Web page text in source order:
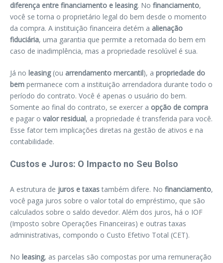
diferença entre financiamento e leasing. No financiamento,
você se torna o proprietário legal do bem desde o momento
da compra. A instituição financeira detém a alienação
fiduciária, uma garantia que permite a retomada do bem em
caso de inadimplência, mas a propriedade resolúvel é sua.
Já no leasing(ou arrendamento mercantil), a propriedade do
bem permanece com a instituição arrendadora durante todo o
período do contrato. Você é apenas o usuário do bem.
Somente ao final do contrato, se exercer a opção de compra
e pagar o valor residual, a propriedade é transferida para você.
Esse fator tem implicações diretas na gestão de ativos e na
contabilidade.
Custos e Juros: O Impacto no Seu Bolso
A estrutura de juros e taxastambém difere. No financiamento,
você paga juros sobre o valor total do empréstimo, que são
calculados sobre o saldo devedor. Além dos juros, há o IOF
(Imposto sobre Operações Financeiras) e outras taxas
administrativas, compondo o Custo Efetivo Total (CET).
No leasing, as parcelas são compostas por uma remuneração